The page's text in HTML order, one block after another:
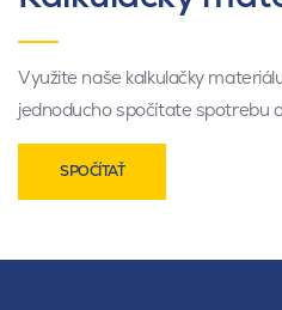
Využite naše kalkulačky
jednoducho spočítate spotrebu
SPOČÍTAŤ